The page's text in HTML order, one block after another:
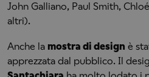
John Galliano, Paul Smith,
altri).
Anche la mostra di design è
apprezzata dal pubblico. Il